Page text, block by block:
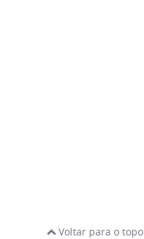
Voltar para o topo